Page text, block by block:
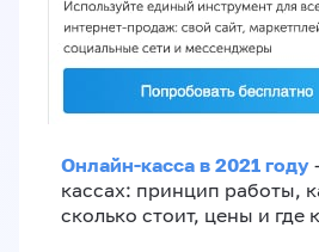
Онлайн-касса в 2021 году
кассах: принцип работы,
сколько стоит, цены и где